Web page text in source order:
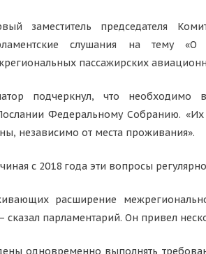
заместитель председателя
слушания на тему «О
пассажирских
подчеркнул, что необходимо
Федеральному Собранию. «Их
независимо от места проживания».
с 2018 года эти вопросы
расширение
сказал парламентарий. Он привел
одновременно выполнять